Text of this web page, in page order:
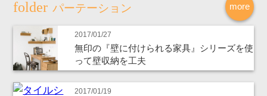
more
パーテーション
2017/01/27
無印の『壁に付けられる家具』シリーズを使
って壁収納を工夫
2017/01/19